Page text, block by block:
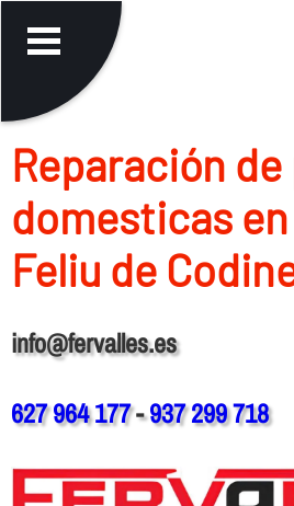
Reparación
domesticas
Feliu de
info@fervalles.es
627 964 177-937 299 718